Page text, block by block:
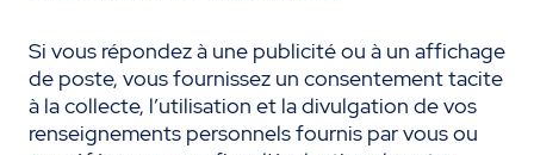
Si vous répondez à une publicité ou à un affichage
de poste, vous fournissez un consentement tacite
à la collecte, l’utilisation et la divulgation de vos
renseignements personnels fournis par vous ou